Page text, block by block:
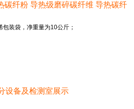
碳纤粉 导热级磨碎碳纤维 导热碳纤
装袋，净重量为10公斤；
及检测室展示